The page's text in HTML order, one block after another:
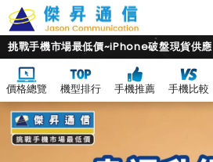
挑戰手機市場最低價~iPhone破盤現貨供應
價格總覽 機型排行 手機推薦 手機比較